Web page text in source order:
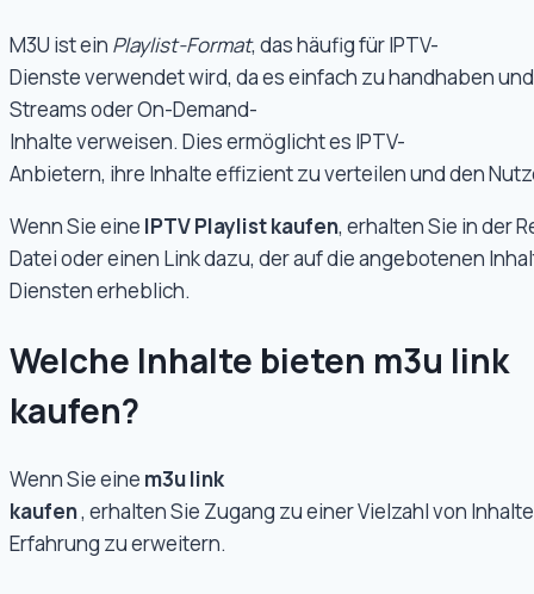
M3U ist ein Playlist-Format, das häufig für IPTV-
Dienste verwendet wird, da es einfach zu handhaben
Streams oder On-Demand-
Inhalte verweisen. Dies ermöglicht es IPTV-
Anbietern, ihre Inhalte effizient zu verteilen und den
Wenn Sie eine IPTV Playlist kaufen, erhalten Sie in der
Datei oder einen Link dazu, der auf die angebotenen
Diensten erheblich.
Welche Inhalte bieten m3u link
kaufen?
Wenn Sie eine m3u link
kaufen, erhalten Sie Zugang zu einer Vielzahl von
Erfahrung zu erweitern.